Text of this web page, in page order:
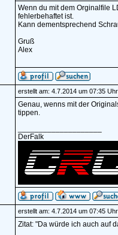
Wenn du mit dem Orginalfile
fehlerbehaftet ist.
Kann dementsprechend
Gruß
Alex
erstellt am: 4.7.2014 um 07:35
Genau, wenns mit der
tippen.
DerFalk
erstellt am: 4.7.2014 um 07:45
Zitat: "Da würde ich auch auf